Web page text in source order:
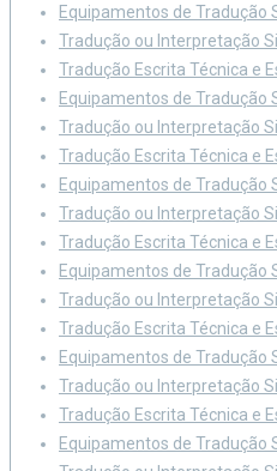
Equipamentos de Tradução
Tradução ou Interpretação
Tradução Escrita Técnica e
Equipamentos de Tradução
Tradução ou Interpretação
Tradução Escrita Técnica e
Equipamentos de Tradução
Tradução ou Interpretação
Tradução Escrita Técnica e
Equipamentos de Tradução
Tradução ou Interpretação
Tradução Escrita Técnica e
Equipamentos de Tradução
Tradução ou Interpretação
Tradução Escrita Técnica e
Equipamentos de Tradução